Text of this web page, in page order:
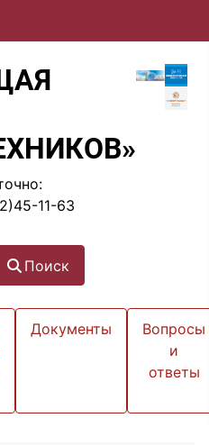
11-63
Поиск
Документы
Вопросы
и
ответы